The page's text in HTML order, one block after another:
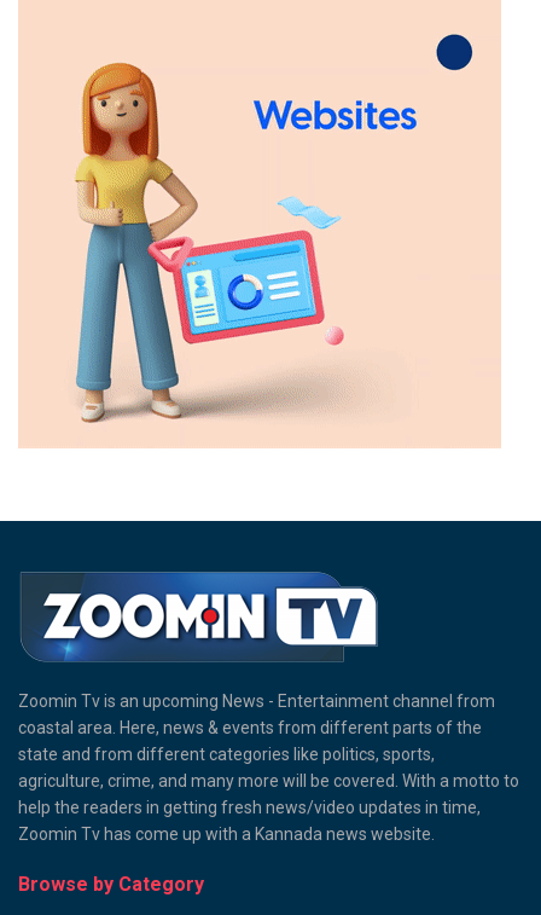
Zoomin Tv is an upcoming News - Entertainment channel from
coastal area. Here, news & events from different parts of the
state and from different categories like politics, sports,
agriculture, crime, and many more will be covered. With a motto to
help the readers in getting fresh news/video updates in time,
Zoomin Tv has come up with a Kannada news website.
Browse by Category